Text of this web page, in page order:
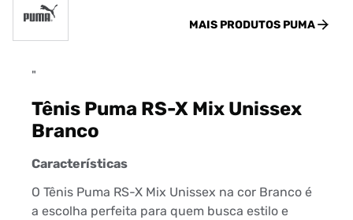
MAIS PRODUTOS PUMA
"
Tênis Puma RS-X Mix Unissex
Branco
Características
O Tênis Puma RS-X Mix Unissex na cor Branco é
a escolha perfeita para quem busca estilo e